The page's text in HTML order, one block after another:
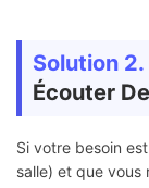
Solution 2.
Écouter
Si votre besoin
salle) et que